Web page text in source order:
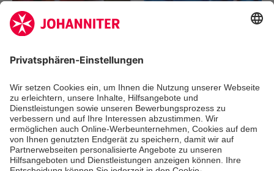
die Johanniter den Nerv ihrer Ehrenamtlichen: Beim
sich hinaus, agieren als Team und jubeln gemeinsam
über den Erfolg – wie die acht Nachwuchskräfte aus
Aalen, die einen der ersten Plätze belegt haben.
Ganz junge Ersthelferinnen und Ersthelfer ab sieben
Jahren, Sanitätshelferinnen und -helfer ab 16 und